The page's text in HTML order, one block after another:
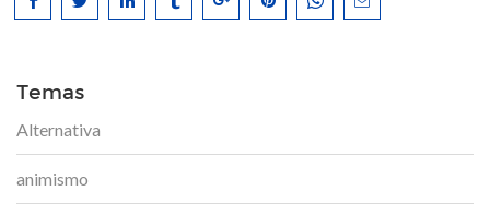
Temas
Alternativa
animismo